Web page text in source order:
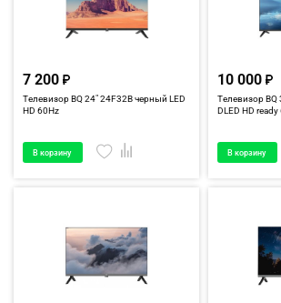
7 200
Телевизор BQ 24" 24F32B черный LED
HD 60Hz
В корзину
10 000
Телевизор BQ
DLED HD ready
В корзину